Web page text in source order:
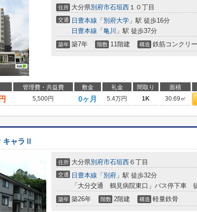
住所 大分県別府市石垣西 １０丁目
交通 日豊本線 「 別府大学 」駅 徒歩16分
日豊本線 「 亀川 」駅 徒歩37分
築年 築7年 階数 11階建 構造 鉄筋コンクリ
管理費・共益費 敷金 礼金 間取り 面積
5,500円 0ヶ月 5.4万円 1K 30.69㎡
キャラⅡ
住所 大分県別府市石垣西 ６丁目
交通 日豊本線 「 別府 」駅 徒歩32分
「大分交通 鶴見病院東口」バス停下車
築年 築26年 階数 2階建 構造 軽量鉄骨